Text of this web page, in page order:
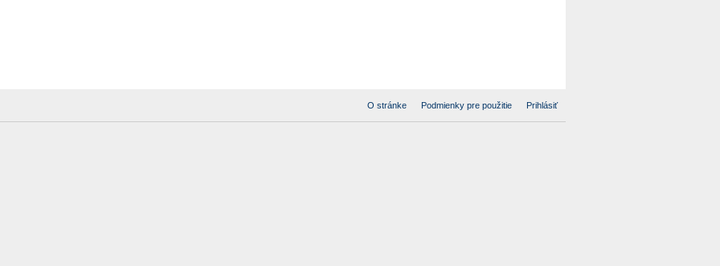
O stránke Podmienky pre použitie Prihlásiť